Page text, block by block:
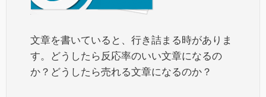
文章を書いていると、行き詰まる時がありま
す。どうしたら反応率のいい文章になるの
か？どうしたら売れる文章になるのか？